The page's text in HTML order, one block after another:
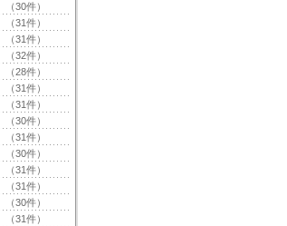
（30件）
（31件）
（31件）
（32件）
（28件）
（31件）
（31件）
（30件）
（31件）
（30件）
（31件）
（31件）
（30件）
（31件）